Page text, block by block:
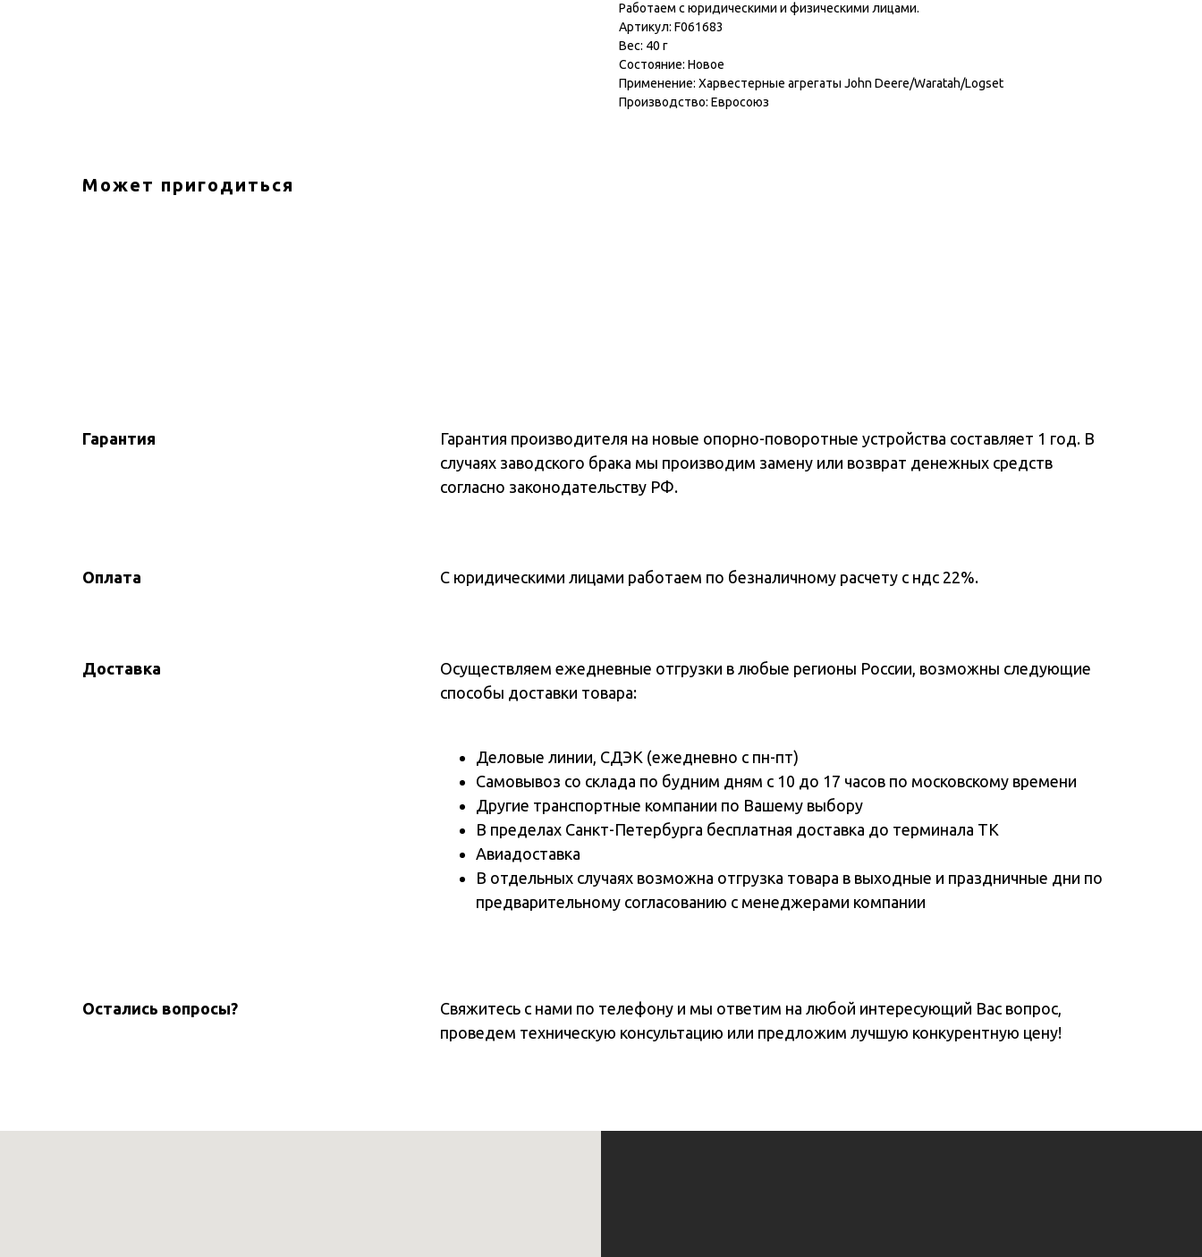
Работаем с юридическими и физическими лицами.
Артикул: F061683
Вес: 40 г
Состояние: Новое
Применение: Харвестерные агрегаты John Deere/Waratah/Logset
Производство: Евросоюз
Может пригодиться
Гарантия
Гарантия производителя на новые опорно-поворотные устройства составляет 1 год. В
случаях заводского брака мы производим замену или возврат денежных средств
согласно законодательству РФ.
Оплата С юридическими лицами работаем по безналичному расчету с ндс 22%.
Доставка
Осуществляем ежедневные отгрузки в любые регионы России, возможны следующие
способы доставки товара:
Деловые линии, СДЭК (ежедневно с пн-пт)
Самовывоз со склада по будним дням с 10 до 17 часов по московскому времени
Другие транспортные компании по Вашему выбору
В пределах Санкт-Петербурга бесплатная доставка до терминала ТК
Авиадоставка
В отдельных случаях возможна отгрузка товара в выходные и праздничные дни по
предварительному согласованию с менеджерами компании
Остались вопросы?
Свяжитесь с нами по телефону и мы ответим на любой интересующий Вас вопрос,
проведем техническую консультацию или предложим лучшую конкурентную цену!